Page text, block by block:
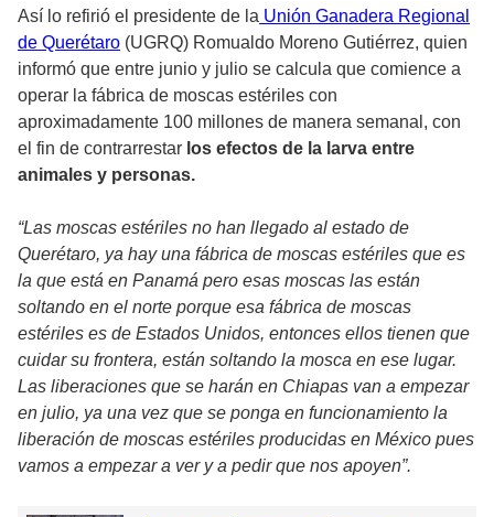
Así lo refirió el presidente de la Unión Ganadera Regional
de Querétaro (UGRQ) Romualdo Moreno Gutiérrez, quien
informó que entre junio y julio se calcula que comience a
operar la fábrica de moscas estériles con
aproximadamente 100 millones de manera semanal, con
el fin de contrarrestar los efectos de la larva entre
animales y personas.
“Las moscas estériles no han llegado al estado de
Querétaro, ya hay una fábrica de moscas estériles que es
la que está en Panamá pero esas moscas las están
soltando en el norte porque esa fábrica de moscas
estériles es de Estados Unidos, entonces ellos tienen que
cuidar su frontera, están soltando la mosca en ese lugar.
Las liberaciones que se harán en Chiapas van a empezar
en julio, ya una vez que se ponga en funcionamiento la
liberación de moscas estériles producidas en México pues
vamos a empezar a ver y a pedir que nos apoyen”.